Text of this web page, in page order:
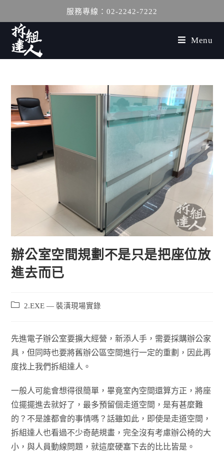
服務專線：02-2242-7222
Menu
辦公室空間規劃不是只是把座位放
進去而已
2.EXE — 裝潢現場實錄
先進電子辦公室要擴大經營，新添人手，需要採購辦公家
具，但同時也要將舊辦公區空間進行一定的重劃，因此再
度找上我們拆組達人。
一般人可能會想得很簡單，畢竟室內空間還算方正，將座
位擺擺進去就好了，最多預留個走道空間，是有甚麼難
的？不是誰都會的事情嗎？話雖如此，即使是走道空間，
拆組達人也看過不少奇葩規畫，完全沒有考慮辦公椅的大
小，與人員動線問題，就這麼硬塞下去的比比皆是。